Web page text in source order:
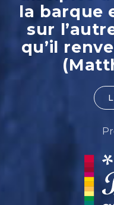
la barque
sur
qu’il